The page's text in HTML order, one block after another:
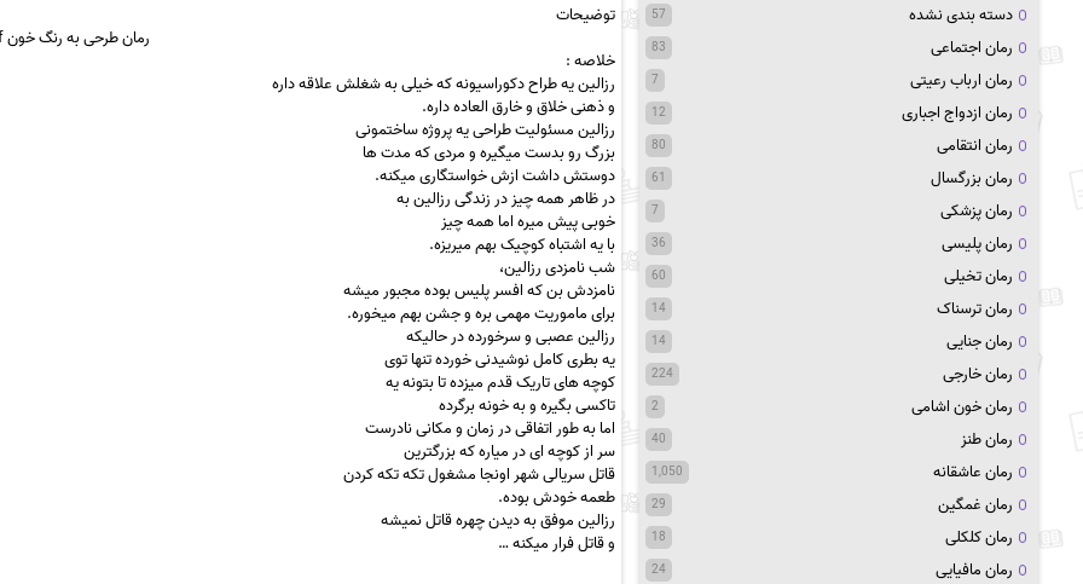
توضیحات
رمانطرحی به رنگ خون
خلاصه :
رزالین یه طراح دکوراسیونه که خیلی بهشغلشعلاقه داره
و ذهنی خلاق و خارق العاده داره.
رزالین مسئولیت طراحی یه پروژهساختمونی
بزرگ رو بدست میگیره و مردی که مدت ها
دوستش داشتازشخواستگاری میکنه.
در ظاهر همه چیز در زندگیرزالین به
خوبی پیش میره اما همه چیز
با یه اشتباه کوچیک بهم میریزه.
شب نامزدیرزالین،
نامزدش بن که افسر پلیس بوده مجبور میشه
برای ماموریت مهمی بره و جشن بهم میخوره.
رزالین عصبی و سرخورده در حالیکه
یه بطری کامل نوشیدنی خورده تنها توی
کوچه های تاریک قدم میزده تا بتونه یه
تاکسی بگیره و به خونه برگرده
اما به طور اتفاقی در زمان و مکانی نادرست
سر از کوچه ای در میاره کهبزرگترین
قاتل سریالی شهر اونجا مشغول تکه تکه کردن
طعمه خودش بوده.
رزالین موفق به دیدن چهره قاتل نمیشه
و قاتل فرار میکنه …
دسته بندی نشده 57
رمان اجتماعی 83
رمان ارباب رعیتی 7
رمان ازدواج اجباری 12
رمان انتقامی 80
رمان بزرگسال 61
رمان پزشکی 7
رمان پلیسی 36
رمان تخیلی 60
رمان ترسناک 14
رمان جنایی 14
رمان خارجی 224
رمان خون اشامی 2
رمان طنز 40
رمان عاشقانه 1,050
رمان غمگین 29
رمان کلکلی 18
رمان مافیایی 24